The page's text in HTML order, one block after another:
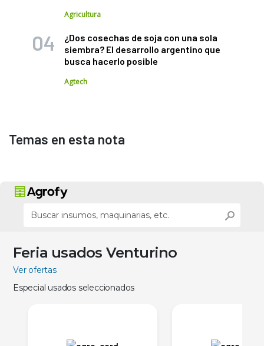
Agricultura
¿Dos cosechas de soja con una sola
siembra? El desarrollo argentino que
busca hacerlo posible
Agtech
Temas en esta nota
Feria usados Venturino
Ver ofertas
Especial usados seleccionados